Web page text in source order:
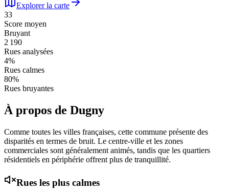
Explorer la carte
33
Score moyen
Bruyant
2 190
Rues analysées
4%
Rues calmes
80%
Rues bruyantes
À propos de Dugny
Comme toutes les villes françaises, cette commune présente des
disparités en termes de bruit. Le centre-ville et les zones
commerciales sont généralement animés, tandis que les quartiers
résidentiels en périphérie offrent plus de tranquillité.
Rues les plus calmes